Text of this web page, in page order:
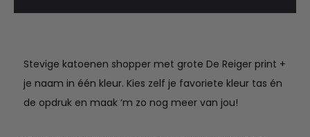
Stevige katoenen shopper met grote De Reiger print +
je naam in één kleur. Kies zelf je favoriete kleur tas én
de opdruk en maak ‘m zo nog meer van jou!